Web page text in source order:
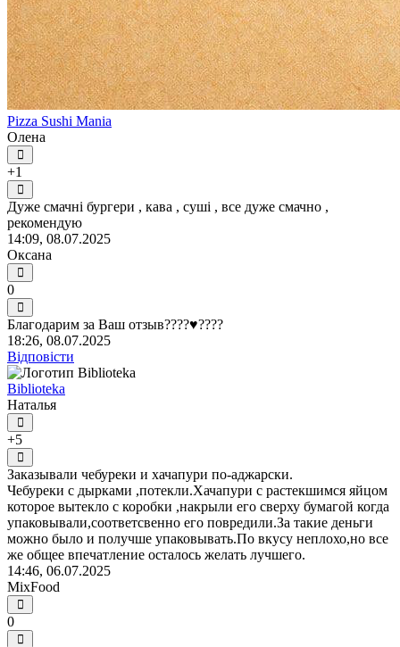
Pizza Sushi Mania
Олена
+1
Дуже смачні бургери , кава , суші , все дуже смачно ,
рекомендую
14:09, 08.07.2025
Оксана
0
Благодарим за Ваш отзыв????♥️????
18:26, 08.07.2025
Відповісти
Biblioteka
Наталья
+5
Заказывали чебуреки и хачапури по-аджарски.
Чебуреки с дырками ,потекли.Хачапури с растекшимся яйцом
которое вытекло с коробки ,накрыли его сверху бумагой когда
упаковывали,соответсвенно его повредили.За такие деньги
можно было и получше упаковывать.По вкусу неплохо,но все
же общее впечатление осталось желать лучшего.
14:46, 06.07.2025
MixFood
0